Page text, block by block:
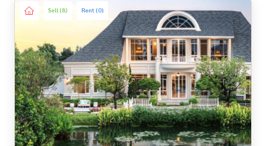
Sell (8) Rent (0)